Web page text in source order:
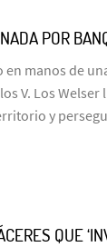
POR
manos de
V. Los Welser
y
QUE